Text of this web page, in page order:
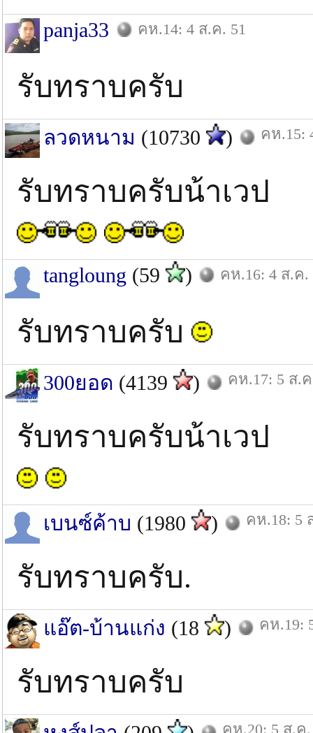
panja33 คห.14: 4 ส.ค. 51
รับทราบครับ
ลวดหนาม (10730 ) คห.15:
รับทราบครับน้าเวป
tangloung (59 ) คห.16: 4 ส.ค.
รับทราบครับ
300ยอด (4139 ) คห.17: 5 ส.
รับทราบครับน้าเวป
เบนซ์ค้าบ (1980 ) คห.18: 5
รับทราบครับ.
แอ๊ต-บ้านแก่ง (18 ) คห.19:
รับทราบครับ
คห.20: 5 ส.ค.